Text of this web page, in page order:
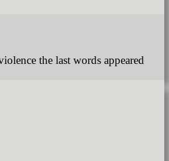
the last words appeared